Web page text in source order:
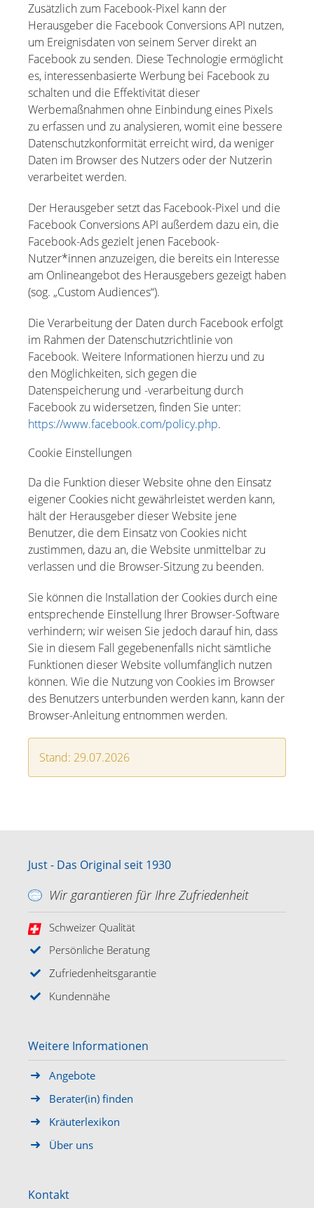
Zusätzlich zum Facebook-Pixel kann der
Herausgeber die Facebook Conversions API nutzen,
um Ereignisdaten von seinem Server direkt an
Facebook zu senden. Diese Technologie ermöglicht
es, interessenbasierte Werbung bei Facebook zu
schalten und die Effektivität dieser
Werbemaßnahmen ohne Einbindung eines Pixels
zu erfassen und zu analysieren, womit eine bessere
Datenschutzkonformität erreicht wird, da weniger
Daten im Browser des Nutzers oder der Nutzerin
verarbeitet werden.
Der Herausgeber setzt das Facebook-Pixel und die
Facebook Conversions API außerdem dazu ein, die
Facebook-Ads gezielt jenen Facebook-
Nutzer*innen anzuzeigen, die bereits ein Interesse
am Onlineangebot des Herausgebers gezeigt haben
(sog. „Custom Audiences“).
Die Verarbeitung der Daten durch Facebook erfolgt
im Rahmen der Datenschutzrichtlinie von
Facebook. Weitere Informationen hierzu und zu
den Möglichkeiten, sich gegen die
Datenspeicherung und -verarbeitung durch
Facebook zu widersetzen, finden Sie unter:
https://www.facebook.com/policy.php.
Cookie Einstellungen
Da die Funktion dieser Website ohne den Einsatz
eigener Cookies nicht gewährleistet werden kann,
hält der Herausgeber dieser Website jene
Benutzer, die dem Einsatz von Cookies nicht
zustimmen, dazu an, die Website unmittelbar zu
verlassen und die Browser-Sitzung zu beenden.
Sie können die Installation der Cookies durch eine
entsprechende Einstellung Ihrer Browser-Software
verhindern; wir weisen Sie jedoch darauf hin, dass
Sie in diesem Fall gegebenenfalls nicht sämtliche
Funktionen dieser Website vollumfänglich nutzen
können. Wie die Nutzung von Cookies im Browser
des Benutzers unterbunden werden kann, kann der
Browser-Anleitung entnommen werden.
Stand: 29.07.2026
Just - Das Original seit 1930
Wir garantieren für Ihre Zufriedenheit
Schweizer Qualität
Persönliche Beratung
Zufriedenheitsgarantie
Kundennähe
Weitere Informationen
Angebote
Berater(in) finden
Kräuterlexikon
Über uns
Kontakt